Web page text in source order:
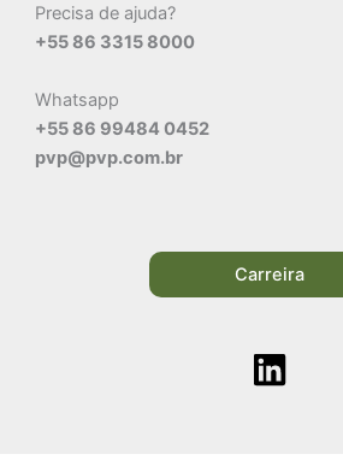
Precisa de ajuda?
+55 86 3315 8000
Whatsapp
+55 86 99484 0452
pvp@pvp.com.br
Carreira